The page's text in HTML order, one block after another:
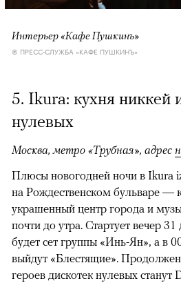
Интерьер «Кафе Пушкинъ»
© ПРЕСС-СЛУЖБА «КАФЕ ПУШКИНЪ»
5. Ikura: кухня никкей
нулевых
Москва, метро «Трубная», адрес
Плюсы новогодней ночи в Ikura
на Рождественском бульваре —
украшенный центр города и
почти до утра. Стартует вечер
будет сет группы «Инь-Ян», а в
выйдут «Блестящие».
героев дискотек нулевых станут